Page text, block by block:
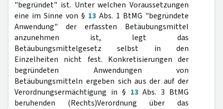
"begründet" ist. Unter welchen Voraussetzungen
eine im Sinne von § 13 Abs. 1 BtMG "begründete
Anwendung" der erfassten Betäubungsmittel
anzunehmen ist, legt das
Betäubungsmittelgesetz selbst in den
Einzelheiten nicht fest. Konkretisierungen der
begründeten Anwendungen von
Betäubungsmitteln ergeben sich aus der auf der
Verordnungsermächtigung in § 13Abs. 3 BtMG
beruhenden (Rechts)Verordnung über das